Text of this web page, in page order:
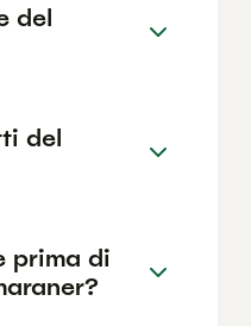
del
del
prima di